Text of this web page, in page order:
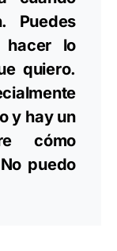
Puedes
hacer lo
quiero.
y hay un
cómo
puedo